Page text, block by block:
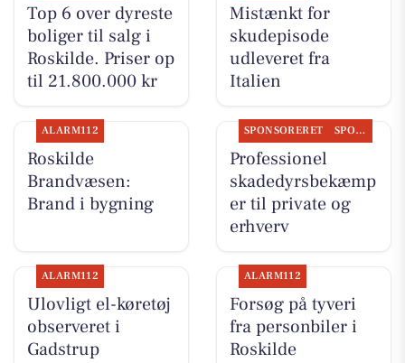
Top 6 over dyreste
boliger til salg i
Roskilde. Priser op
til 21.800.000 kr
Mistænkt for
skudepisode
udleveret fra
Italien
ALARM112
Roskilde
Brandvæsen:
Brand i bygning
SPONSORERET SPONSORERET INDHOLD
Professionel
skadedyrsbekæmp
er til private og
erhverv
ALARM112
Ulovligt el-køretøj
observeret i
Gadstrup
ALARM112
Forsøg på tyveri
fra personbiler i
Roskilde